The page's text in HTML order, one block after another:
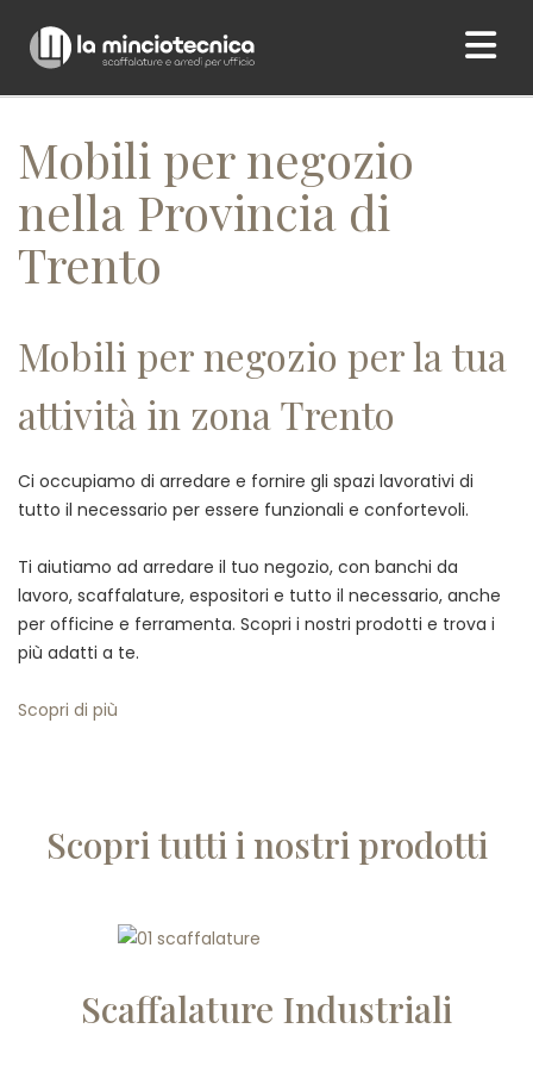
Home/ Mobili per negozio nella Provincia di Trento
Mobili per negozio
nella Provincia di
Trento
Mobili per negozio per la tua
attività in zona Trento
Ci occupiamo di arredare e fornire gli spazi lavorativi di
tutto il necessario per essere funzionali e confortevoli.
Ti aiutiamo ad arredare il tuo negozio, con banchi da
lavoro, scaffalature, espositori e tutto il necessario, anche
per officine e ferramenta. Scopri i nostri prodotti e trova i
più adatti a te.
Scopri di più
Scopri tutti i nostri prodotti
Scaffalature Industriali